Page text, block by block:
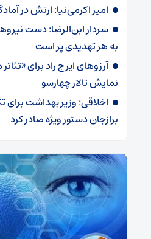
امیر اکرمی‌نیا: ارتش در
سردار ابن‌الرضا: دست
به هر تهدیدی پر است
آرزوهای ایرج راد برای
نمایش تالار چهارسو
اخلاقی: وزیر بهداشت برای
برازجان دستور ویژه‌ صادر کرد